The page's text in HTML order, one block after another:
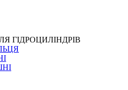
ГІДРОЦИЛІНДРІВ